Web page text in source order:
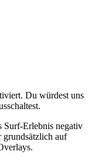
Du würdest uns
Surf-Erlebnis negativ
grundsätzlich auf